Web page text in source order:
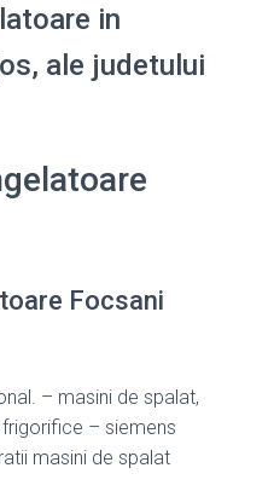
in
ale judetului
Focsani
– masini de spalat,
frigorifice – siemens
masini de spalat